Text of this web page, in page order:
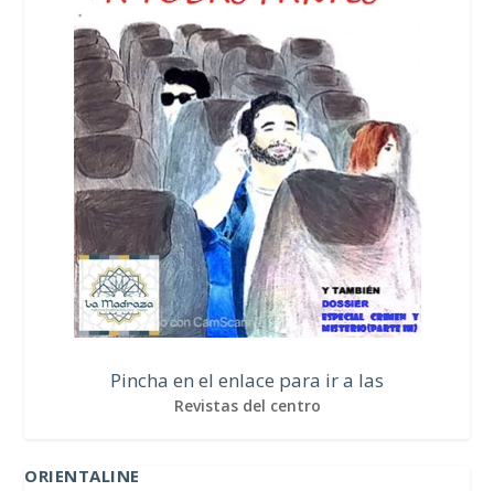
Pincha en el enlace para ir a las
Revistas del centro
ORIENTALINE